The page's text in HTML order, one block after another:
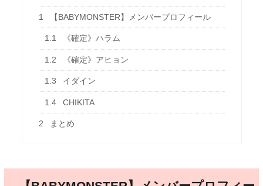
1 【BABYMONSTER】メンバープロフィール
1.1 《確定》ハラム
1.2 《確定》アヒョン
1.3 イダイン
1.4 CHIKITA
2 まとめ